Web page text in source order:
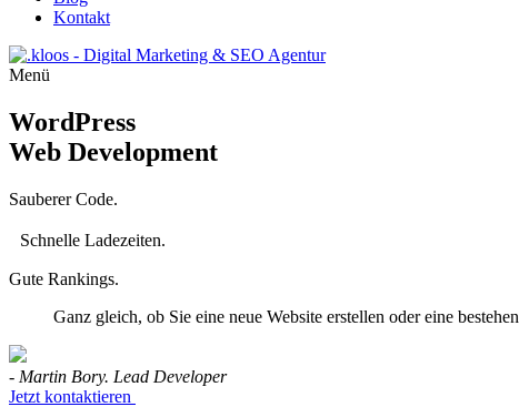
Kontakt
Menü
WordPress
Web Development
Sauberer Code.
Schnelle Ladezeiten.
Gute Rankings.
Ganz gleich, ob Sie eine neue Website erstellen oder eine
- Martin Bory. Lead Developer
Jetzt kontaktieren